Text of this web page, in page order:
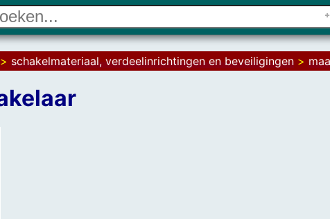
> schakelmateriaal, verdeelinrichtingen en beveiligingen >